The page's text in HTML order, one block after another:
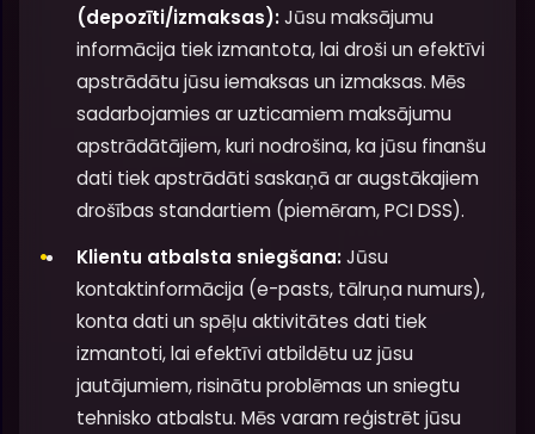
(depozīti/izmaksas):Jūsu maksājumu
informācija tiek izmantota, lai droši un efektīvi
apstrādātu jūsu iemaksas un izmaksas. Mēs
sadarbojamies ar uzticamiem maksājumu
apstrādātājiem, kuri nodrošina, ka jūsu finanšu
dati tiek apstrādāti saskaņā ar augstākajiem
drošības standartiem (piemēram, PCI DSS).
Klientu atbalsta sniegšana:Jūsu
kontaktinformācija (e-pasts, tālruņa numurs),
konta dati un spēļu aktivitātes dati tiek
izmantoti, lai efektīvi atbildētu uz jūsu
jautājumiem, risinātu problēmas un sniegtu
tehnisko atbalstu. Mēs varam reģistrēt jūsu